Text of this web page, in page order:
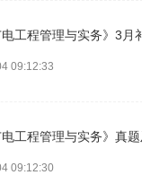
工程管理与实务》3月
09:12:33
工程管理与实务》真
09:12:30